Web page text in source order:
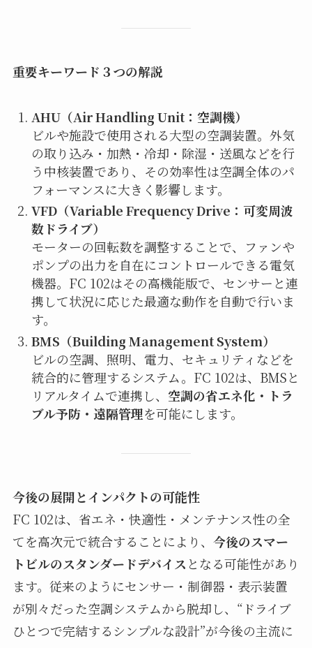
重要キーワード３つの解説
AHU（Air Handling Unit：空調機）
ビルや施設で使用される大型の空調装置。外気
の取り込み・加熱・冷却・除湿・送風などを行
う中核装置であり、その効率性は空調全体のパ
フォーマンスに大きく影響します。
VFD（Variable Frequency Drive：可変周波
数ドライブ）
モーターの回転数を調整することで、ファンや
ポンプの出力を自在にコントロールできる電気
機器。FC 102はその高機能版で、センサーと連
携して状況に応じた最適な動作を自動で行いま
す。
BMS（Building Management System）
ビルの空調、照明、電力、セキュリティなどを
統合的に管理するシステム。FC 102は、BMSと
リアルタイムで連携し、 空調の省エネ化・トラ
ブル予防・遠隔管理を可能にします。
今後の展開とインパクトの可能性
FC 102は、省エネ・快適性・メンテナンス性の全
てを高次元で統合することにより、 今後のスマー
トビルのスタンダードデバイス となる可能性があり
ます。従来のようにセンサー・制御器・表示装置
が別々だった空調システムから脱却し、“ドライブ
ひとつで完結するシンプルな設計”が今後の主流に